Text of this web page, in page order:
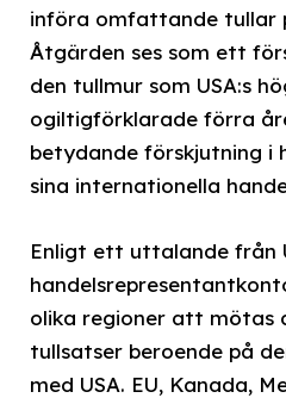
införa omfattande tullar
Åtgärden ses som ett
den tullmur som USA:s
ogiltigförklarade förra
betydande förskjutning i
sina internationella
Enligt ett uttalande från
olika regioner att mötas
tullsatser beroende på
med USA. EU, Kanada,